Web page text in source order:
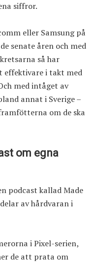
siffror.
eller Samsung på
senate åren och med
så har
effektivare i takt med
med intåget av
annat i Sverige –
om de ska
om egna
podcast kallad Made
av hårdvaran i
i Pixel-serien,
de att prata om